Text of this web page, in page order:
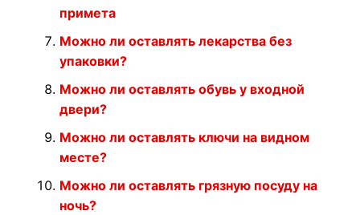
примета
Можно ли оставлять лекарства без
упаковки?
Можно ли оставлять обувь у входной
двери?
Можно ли оставлять ключи на видном
месте?
Можно ли оставлять грязную посуду на
ночь?